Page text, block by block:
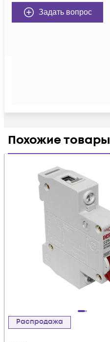
Задать вопрос
Похожие товары
Распродажа